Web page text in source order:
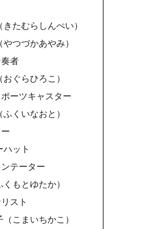
たむらしんぺい）
つづかあやみ）
者
ぐらひろこ）
ーツキャスター
くいなおと）
ハット
テーター
もとゆたか）
スト
こまいちかこ）